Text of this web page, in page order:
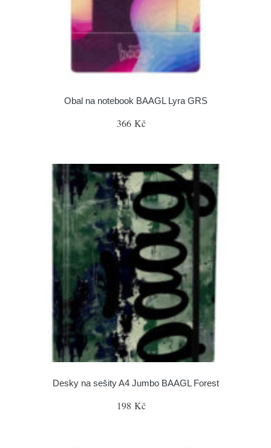
Obal na notebook BAAGL Lyra GRS
366 Kč
Desky na sešity A4 Jumbo BAAGL Forest
198 Kč